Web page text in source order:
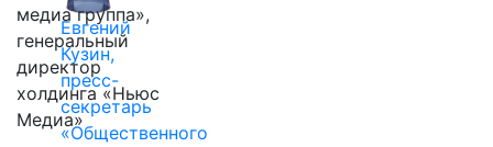
Евгений
Кузин,
пресс-
секретарь
«Общественного
медиа группа»,
генеральный
директор
холдинга «Ньюс
Медиа»